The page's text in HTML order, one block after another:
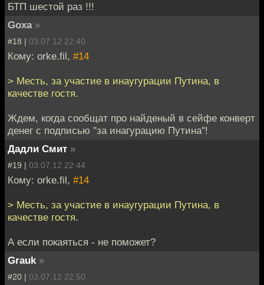
БТП шестой раз !!!
Goxa »
#18 | 03.07.12 22:40
Кому: orke.fil, #14
> Месть, за участие в инаугурации Путина, в
качестве гостя.
Ждем, когда сообщат про найденый в сейфе конверт
денег с подписью "за инагурацию Путина"!
Дадли Смит »
#19 | 03.07.12 22:44
Кому: orke.fil, #14
> Месть, за участие в инаугурации Путина, в
качестве гостя.
А если покаяться - не поможет?
Grauk »
#20 | 03.07.12 22:50